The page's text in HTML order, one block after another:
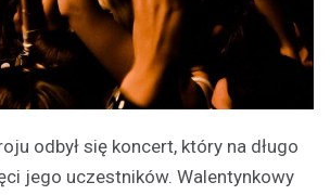
odbył się koncert, który na długo
jego uczestników. Walentynkowy